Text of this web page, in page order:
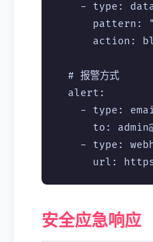
- type:
pattern:
action:
  # 报警方式
  alert:
- type:
to:
- type:
安全应急响应